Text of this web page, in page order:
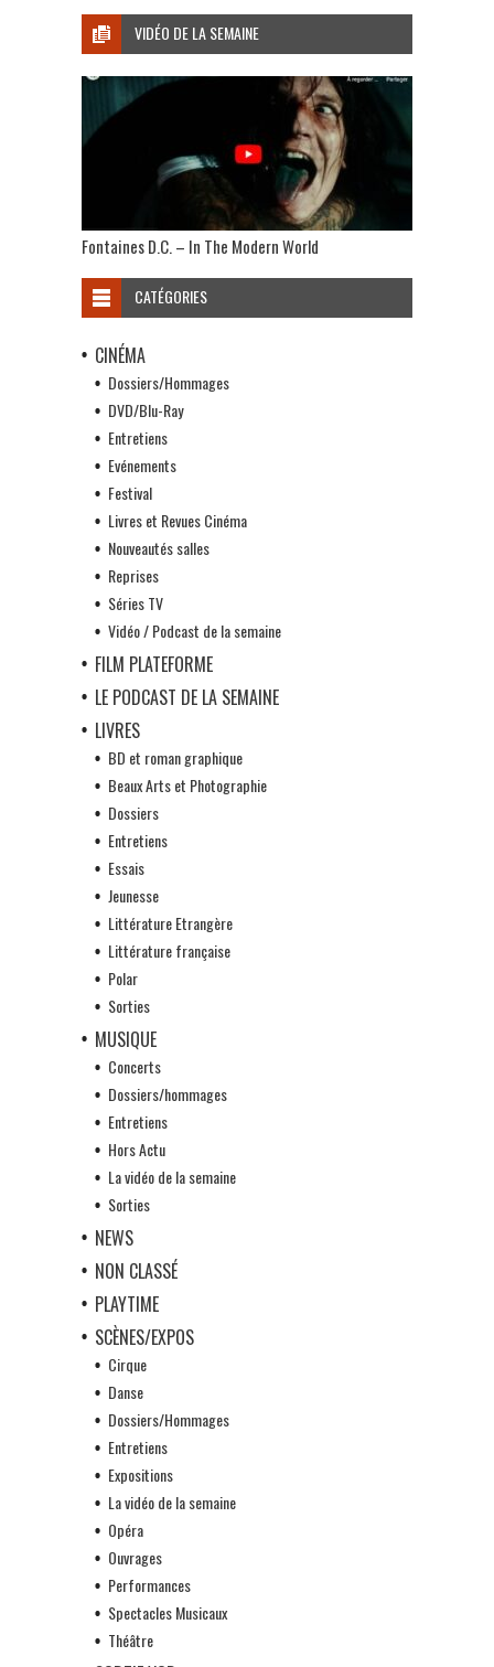
VIDÉO DE LA SEMAINE
Fontaines D.C. – In The Modern World
CATÉGORIES
CINÉMA
Dossiers/Hommages
DVD/Blu-Ray
Entretiens
Evénements
Festival
Livres et Revues Cinéma
Nouveautés salles
Reprises
Séries TV
Vidéo / Podcast de la semaine
FILM PLATEFORME
LE PODCAST DE LA SEMAINE
LIVRES
BD et roman graphique
Beaux Arts et Photographie
Dossiers
Entretiens
Essais
Jeunesse
Littérature Etrangère
Littérature française
Polar
Sorties
MUSIQUE
Concerts
Dossiers/hommages
Entretiens
Hors Actu
La vidéo de la semaine
Sorties
NEWS
NON CLASSÉ
PLAYTIME
SCÈNES/EXPOS
Cirque
Danse
Dossiers/Hommages
Entretiens
Expositions
La vidéo de la semaine
Opéra
Ouvrages
Performances
Spectacles Musicaux
Théâtre